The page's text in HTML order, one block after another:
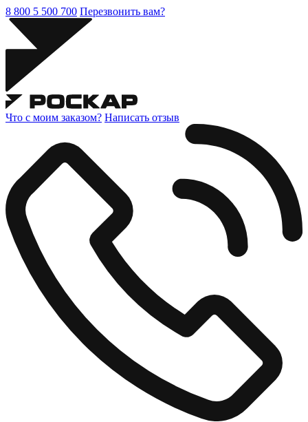
8 800 5 500 700 Перезвонить вам?
Что с моим заказом? Написать отзыв